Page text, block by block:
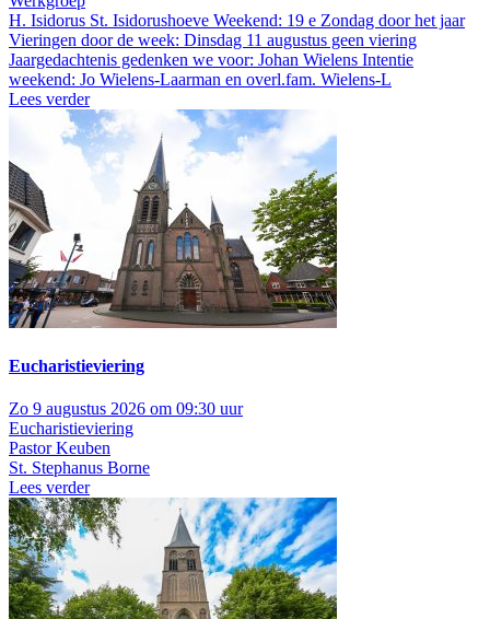
H. Isidorus St. Isidorushoeve Weekend: 19 e Zondag door het jaar
Vieringen door de week: Dinsdag 11 augustus geen viering
Jaargedachtenis gedenken we voor: Johan Wielens Intentie
weekend: Jo Wielens-Laarman en overl.fam. Wielens-L
Lees verder
Eucharistieviering
Zo 9 augustus 2026 om 09:30 uur
Eucharistieviering
Pastor Keuben
St. Stephanus Borne
Lees verder